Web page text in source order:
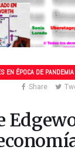
EN ÉPOCA DE
Share